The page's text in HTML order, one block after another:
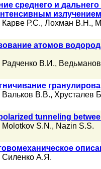
среднего и
Карве Р.С., Лохман В.Н.,
атомов
Радченко В.И.,
Вальков В.В., Хрусталев
tunneling
Molotkov S.N., Nazin S.S.
Силенко А.Я.